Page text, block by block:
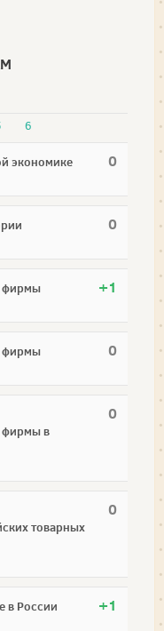
6
0
экономике
0
+1
фирмы
0
фирмы
0
фирмы в
0
товарных
+1
в России